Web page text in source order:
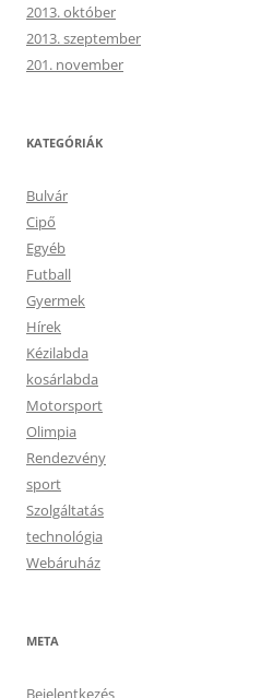
2013. október
2013. szeptember
201. november
KATEGÓRIÁK
Bulvár
Cipő
Egyéb
Futball
Gyermek
Hírek
Kézilabda
kosárlabda
Motorsport
Olimpia
Rendezvény
sport
Szolgáltatás
technológia
Webáruház
META
Bejelentkezés